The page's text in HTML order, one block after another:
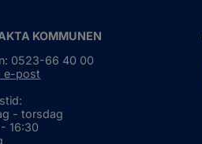
KOMMUNEN
0523-66 40 00
e-post
- torsdag
16:30